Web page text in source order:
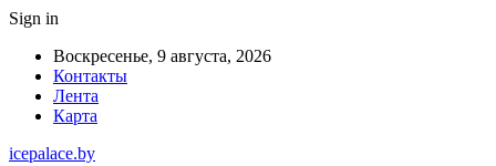
Sign in
Воскресенье, 9 августа, 2026
Контакты
Лента
Карта
icepalace.by